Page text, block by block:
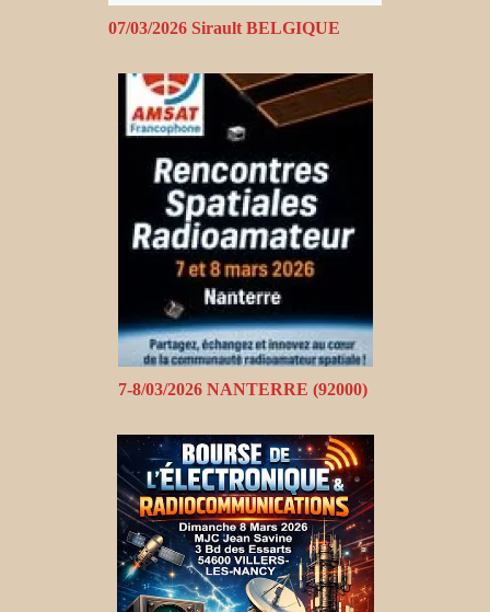
07/03/2026 Sirault BELGIQUE
7-8/03/2026 NANTERRE (92000)